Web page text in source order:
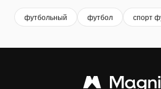
футбольный футбол спорт